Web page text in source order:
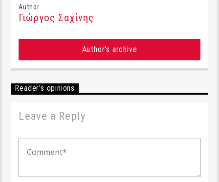
Author
Γιώργος Σαχίνης
Author's archive
Reader's opinions
Leave a Reply